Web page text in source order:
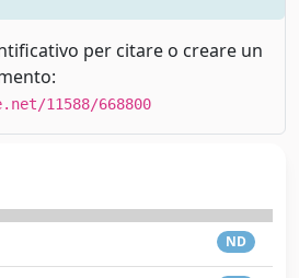
per citare o creare un
11588/668800
ND